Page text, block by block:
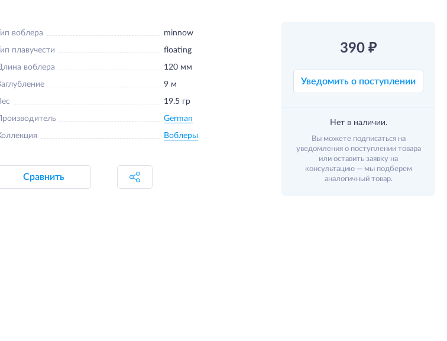
390 ₽
Уведомить о поступлении
Нет в наличии.
Вы можете подписаться на
уведомления о поступлении товара
или оставить заявку на
консультацию — мы подберем
аналогичный товар.
Тип воблера minnow
Тип плавучести floating
воблера 120 мм
9 м
19.5 гр
Производитель German
Воблеры
Сравнить